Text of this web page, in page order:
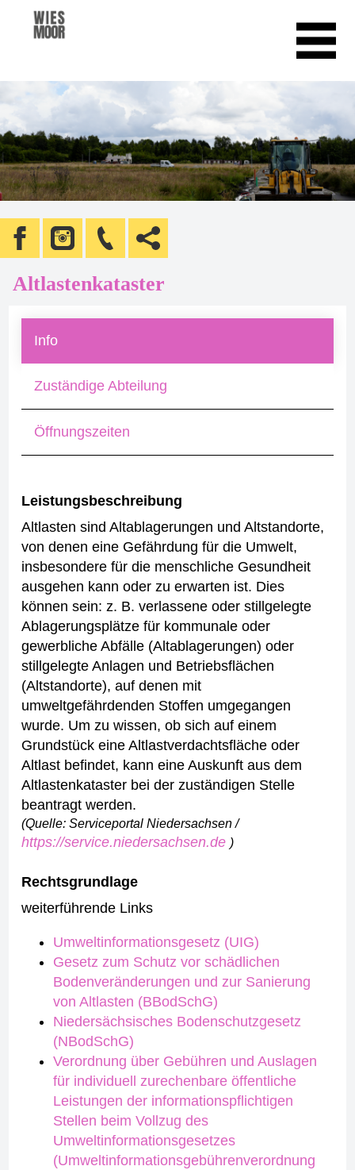
Altlastenkataster
Info
Zuständige Abteilung
Öffnungszeiten
Leistungsbeschreibung
Altlasten sind Altablagerungen und Altstandorte,
von denen eine Gefährdung für die Umwelt,
insbesondere für die menschliche Gesundheit
ausgehen kann oder zu erwarten ist. Dies
können sein: z. B. verlassene oder stillgelegte
Ablagerungsplätze für kommunale oder
gewerbliche Abfälle (Altablagerungen) oder
stillgelegte Anlagen und Betriebsflächen
(Altstandorte), auf denen mit
umweltgefährdenden Stoffen umgegangen
wurde. Um zu wissen, ob sich auf einem
Grundstück eine Altlastverdachtsfläche oder
Altlast befindet, kann eine Auskunft aus dem
Altlastenkataster bei der zuständigen Stelle
beantragt werden.
(Quelle: Serviceportal Niedersachsen /
https://service.niedersachsen.de )
Rechtsgrundlage
weiterführende Links
Umweltinformationsgesetz (UIG)
Gesetz zum Schutz vor schädlichen
Bodenveränderungen und zur Sanierung
von Altlasten (BBodSchG)
Niedersächsisches Bodenschutzgesetz
(NBodSchG)
Verordnung über Gebühren und Auslagen
für individuell zurechenbare öffentliche
Leistungen der informationspflichtigen
Stellen beim Vollzug des
Umweltinformationsgesetzes
(Umweltinformationsgebührenverordnung